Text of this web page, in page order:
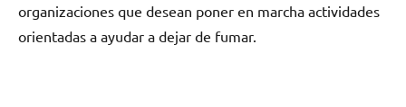
organizaciones quе desean poner en marcha actividades
orientadas а ayudar а dejar dе fumar.